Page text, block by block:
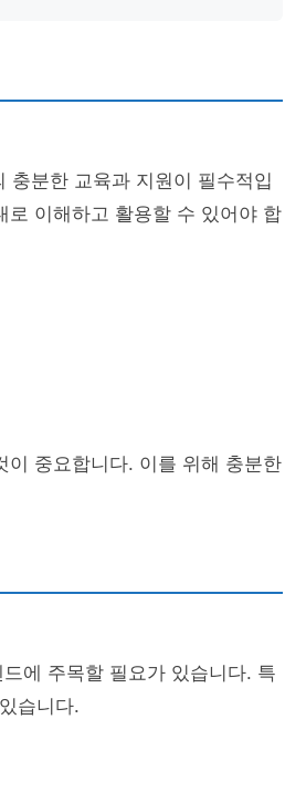
충분한 교육과 지원이 필수적입
로 이해하고 활용할 수 있어야 합
중요합니다. 이를 위해 충분한
에 주목할 필요가 있습니다. 특
습니다.